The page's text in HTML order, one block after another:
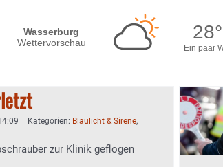
Kategorien: Blaulicht & Sirene,
zur Klinik geflogen